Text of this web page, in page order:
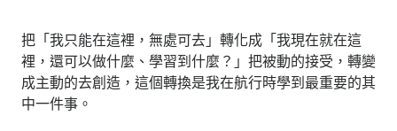
把「我只能在這裡，無處可去」轉化成「我現在就在這
裡，還可以做什麼、學習到什麼？」把被動的接受，轉變
成主動的去創造，這個轉換是我在航行時學到最重要的其
中一件事。